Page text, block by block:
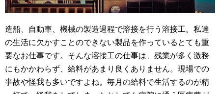
造船、自動車、機械の製造過程で溶接を行う溶接工。私達
の生活に欠かすことのできない製品を作っているとても重
要なお仕事です。そんな溶接工の仕事は、残業が多く激務
にもかかわらず、給料があまり良くありません。現場での
事故や怪我も多いですよね。毎月の給料で生活するのが精